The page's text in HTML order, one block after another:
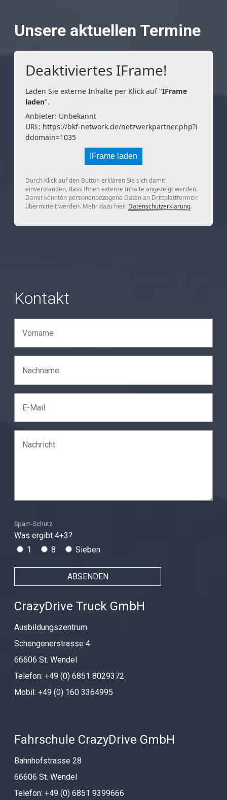
Unsere aktuellen Termine
Deaktiviertes IFrame!
Laden Sie externe Inhalte per Klick auf "IFrame
laden".
Anbieter: Unbekannt
URL: https://bkf-network.de/netzwerkpartner.php?i
ddomain=1035
IFrame laden
Durch Klick auf den Button erklären Sie sich damit
einverstanden, dass Ihnen externe Inhalte angezeigt werden.
Damit könnten personenbezogene Daten an Drittplattformen
übermittelt werden. Mehr dazu hier: Datenschutzerklärung.
Kontakt
Spam-Schutz
Was ergibt 4+3?
1
8 Sieben
CrazyDrive Truck GmbH
Ausbildungszentrum
Schengenerstrasse 4
66606 St. Wendel
Telefon: +49 (0) 6851 8029372
Mobil: +49 (0) 160 3364995
Fahrschule CrazyDrive GmbH
Bahnhofstrasse 28
66606 St. Wendel
Telefon: +49 (0) 6851 9399666